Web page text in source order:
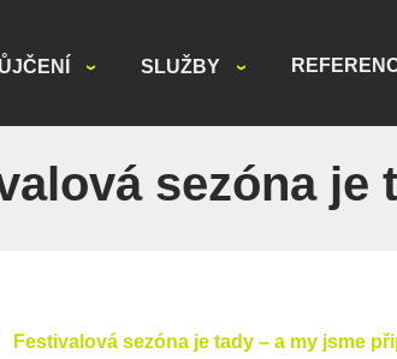
SLUŽBY
sezóna je
Festivalová sezóna je tady – a my jsme